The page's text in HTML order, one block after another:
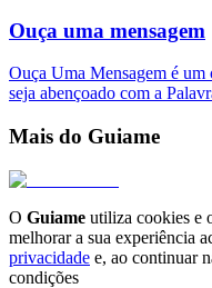
Ouça uma mensagem
Ouça Uma Mensagem é um
seja abençoado com a
Mais do Guiame
O Guiame utiliza cookies e
melhorar a sua experiência
privacidade e, ao continuar
condições